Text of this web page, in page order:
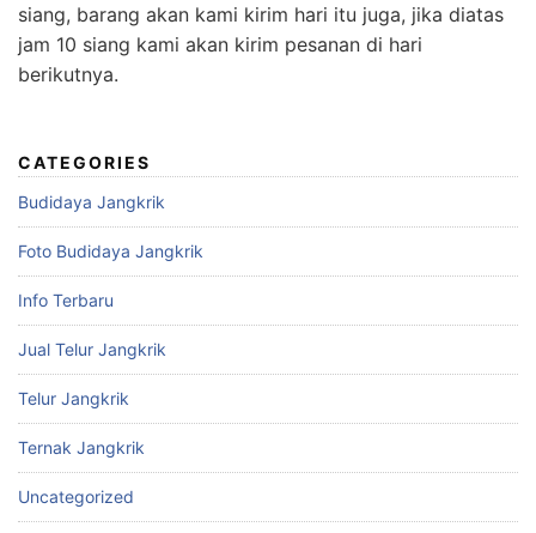
siang, barang akan kami kirim hari itu juga, jika diatas
jam 10 siang kami akan kirim pesanan di hari
berikutnya.
CATEGORIES
Budidaya Jangkrik
Foto Budidaya Jangkrik
Info Terbaru
Jual Telur Jangkrik
Telur Jangkrik
Ternak Jangkrik
Uncategorized